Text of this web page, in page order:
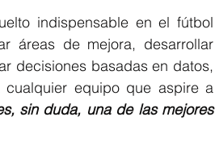
indispensable en el fútbol
áreas de mejora, desarrollar
decisiones basadas en datos,
equipo que aspire a
sin duda, una de las mejores